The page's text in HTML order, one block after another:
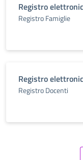
Registro
Registro Famiglie
Registro
Registro Docenti